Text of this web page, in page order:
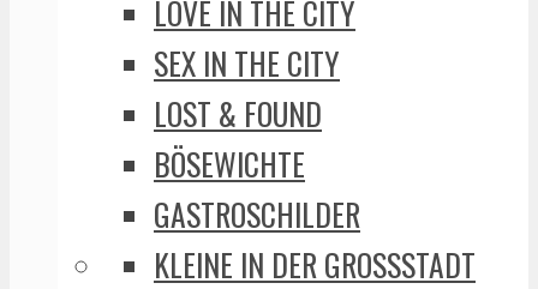
LOVE IN THE CITY
SEX IN THE CITY
LOST & FOUND
BÖSEWICHTE
GASTROSCHILDER
KLEINE IN DER GROSSSTADT